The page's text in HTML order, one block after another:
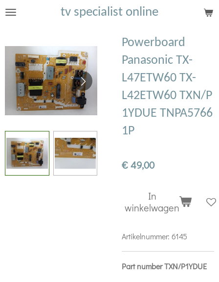
Ga
hoofdinhoud
tv specialist online
Powerboard
Panasonic TX-
L47ETW60 TX-
L42ETW60 TXN/P
1YDUE TNPA5766
1P
€ 49,00
In
winkelwagen
Artikelnummer: 6145
Part number TXN/P1YDUE